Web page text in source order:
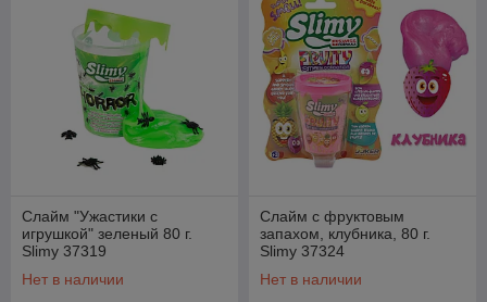
Слайм "Ужастики с
игрушкой" зеленый 80 г.
Slimy 37319
Нет в наличии
Слайм с фруктовым
запахом, клубника, 80 г.
Slimy 37324
Нет в наличии